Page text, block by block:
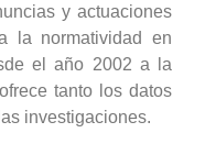
y actuaciones
la normatividad en
el año 2002 a la
tanto los datos
investigaciones.